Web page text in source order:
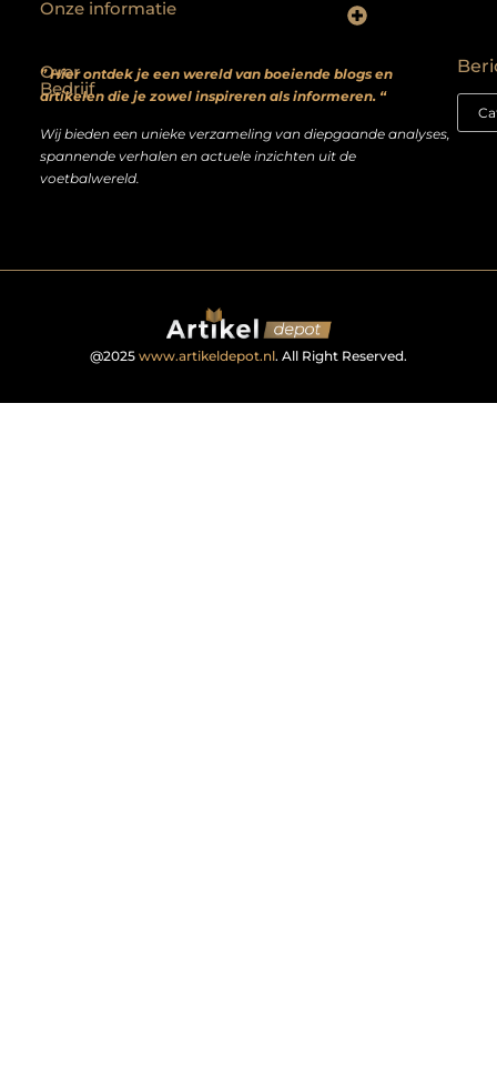
Over
Bedrijf
” Hier ontdek je een wereld van boeiende blogs en
artikelen die je zowel inspireren als informeren. “
Wij bieden een unieke verzameling van diepgaande analyses,
spannende verhalen en actuele inzichten uit de
voetbalwereld.
Onze informatie
@2025 www.artikeldepot.nl. All Right Reserved.